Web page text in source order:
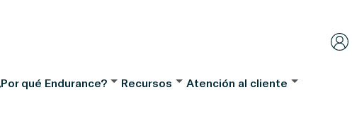
qué Endurance? Recursos Atención al cliente